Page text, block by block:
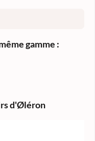
gamme :
d'Øléron